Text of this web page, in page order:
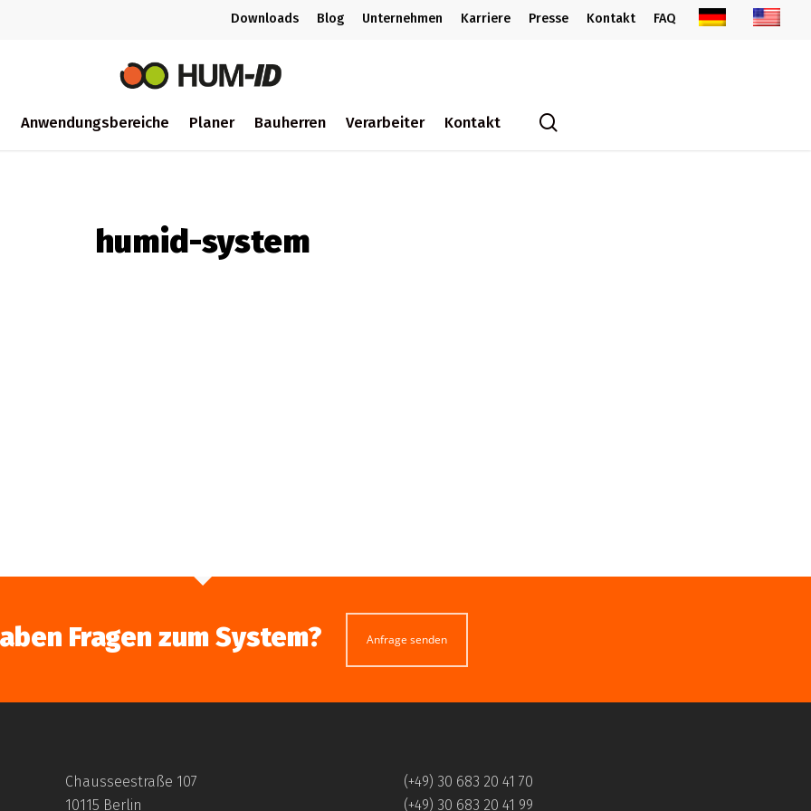
Downloads Blog Unternehmen Karriere Presse Kontakt FAQ
Anwendungsbereiche Planer Bauherren Verarbeiter Kontakt
humid-system
Fragen zum System? Anfrage senden
Chausseestraße 107
10115 Berlin
(+49) 30 683 20 41 70
(+49) 30 683 20 41 99